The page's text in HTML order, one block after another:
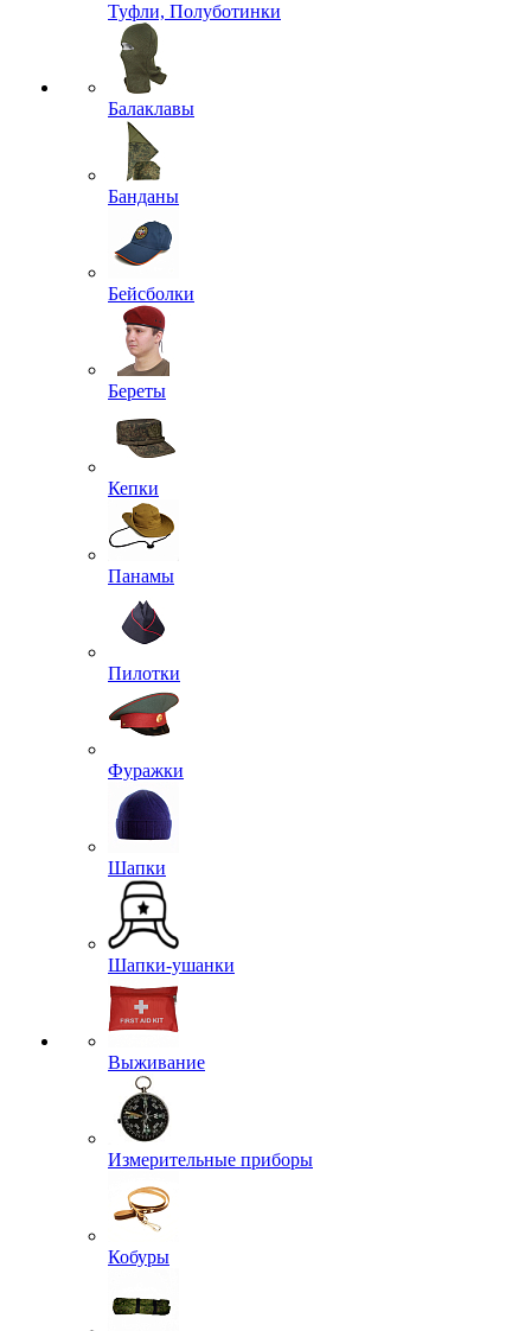
Туфли, Полуботинки
Балаклавы
Банданы
Бейсболки
Береты
Кепки
Панамы
Пилотки
Фуражки
Шапки
Шапки-ушанки
Выживание
Измерительные приборы
Кобуры